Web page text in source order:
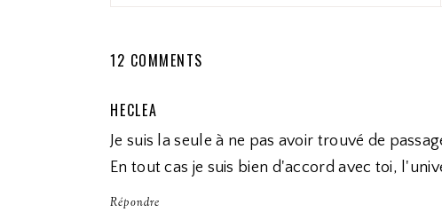
12 COMMENTS
HECLEA
Je suis la seule à ne pas avoir trouvé de
En tout cas je suis bien d'accord avec toi,
Répondre